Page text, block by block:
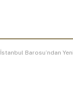
İstanbul Barosu’ndan